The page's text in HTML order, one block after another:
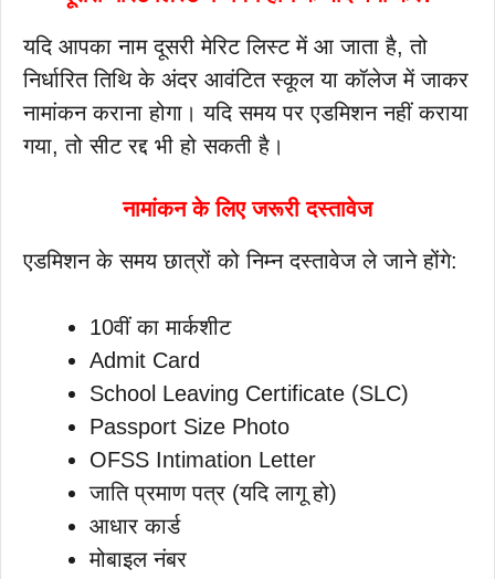
यदि आपका नाम दूसरी मेरिट लिस्ट में आ जाता है, तो
निर्धारित तिथि के अंदर आवंटित स्कूल या कॉलेज में जाकर
नामांकन कराना होगा। यदि समय पर एडमिशन नहीं कराया
गया, तो सीट रद्द भी हो सकती है।
नामांकन के लिए जरूरी दस्तावेज
एडमिशन के समय छात्रों को निम्न दस्तावेज ले जाने होंगे:
10वीं का मार्कशीट
Admit Card
School Leaving Certificate (SLC)
Passport Size Photo
OFSS Intimation Letter
जाति प्रमाण पत्र (यदि लागू हो)
आधार कार्ड
मोबाइल नंबर